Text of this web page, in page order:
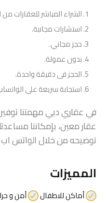
الشراء المباشر للعقارات
استشارات مجانبة.
حجز مجاني.
بدون عمولة.
الحجز فى دقيقة واحدة.
استجابة سريعة على
في عقاري دبي مهمتنا
عقار معين، بإمكاننا
توضيحه من خلال الواتس
المميزات
أماكن للاطفال أمن و